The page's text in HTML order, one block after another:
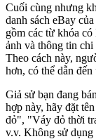
Cuối cùng nhưng
danh sách eBay
gồm các từ khóa có
ảnh và thông tin chi
Theo cách này,
hơn, có thể dẫn đến
Giả sử bạn đang
hợp này, hãy đặt
đỏ", "Váy đỏ thời
v.v. Không sử